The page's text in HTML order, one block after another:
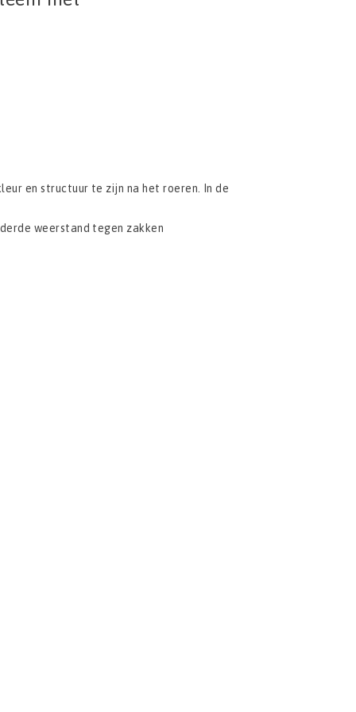
en structuur te zijn na het roeren. In de
weerstand tegen zakken